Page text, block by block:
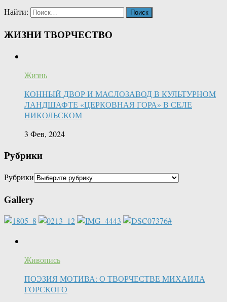
Найти:
ЖИЗНИ ТВОРЧЕСТВО
Жизнь
КОННЫЙ ДВОР И МАСЛОЗАВОД В КУЛЬТУРНОМ
ЛАНДШАФТЕ «ЦЕРКОВНАЯ ГОРА» В СЕЛЕ
НИКОЛЬСКОМ
3 Фев, 2024
Рубрики
Рубрики
Gallery
Живопись
ПОЭЗИЯ МОТИВА: О ТВОРЧЕСТВЕ МИХАИЛА
ГОРСКОГО